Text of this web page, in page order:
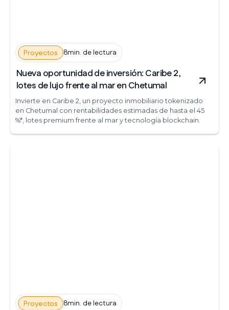
Proyectos 8min. de lectura
Nueva oportunidad de inversión: Caribe 2,
lotes de lujo frente al mar en Chetumal
Invierte en Caribe 2, un proyecto inmobiliario tokenizado
en Chetumal con rentabilidades estimadas de hasta el 45
%*, lotes premium frente al mar y tecnología blockchain.
Proyectos 8min. de lectura